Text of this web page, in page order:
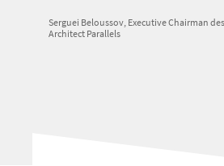
Serguei Beloussov, Executive Chairman
Architect Parallels